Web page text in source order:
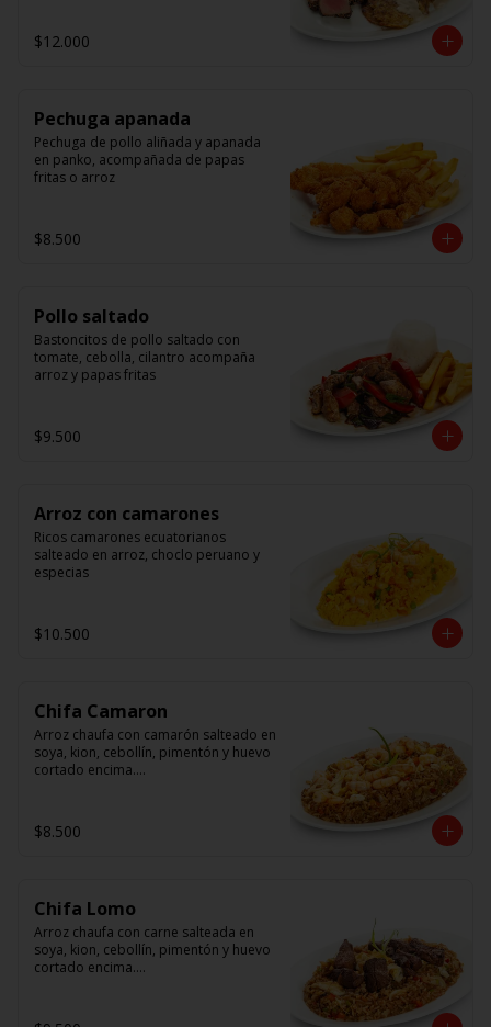
$12.000
Pechuga apanada
Pechuga de pollo aliñada y apanada
en panko, acompañada de papas
fritas o arroz
$8.500
Pollo saltado
Bastoncitos de pollo saltado con
tomate, cebolla, cilantro acompaña
arroz y papas fritas
$9.500
Arroz con camarones
Ricos camarones ecuatorianos
salteado en arroz, choclo peruano y
especias
$10.500
Chifa Camaron
Arroz chaufa con camarón salteado en
soya, kion, cebollín, pimentón y huevo
cortado encima.
soya, cebollín, tomate y cebolla
morada.
$8.500
Chifa Lomo
Arroz chaufa con carne salteada en
soya, kion, cebollín, pimentón y huevo
cortado encima.
cebollín, tomate y cebolla morada.